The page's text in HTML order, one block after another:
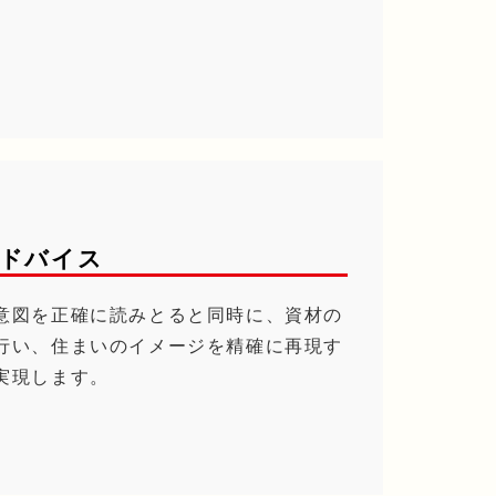
バイス
を正確に読みとると同時に、資材の
、住まいのイメージを精確に再現す
します。